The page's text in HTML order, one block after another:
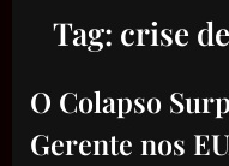
Tag: crise
O Colapso
Gerente nos